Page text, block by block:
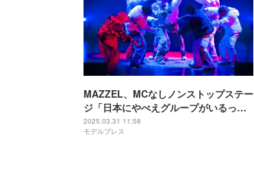
MAZZEL、MCなしノンストップステー
ジ「日本にやべえグループがいるって
証明してやる」【The Performance】
2025.03.31 11:58
モデルプレス